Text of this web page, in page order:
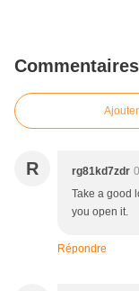
Commentaires
R rg81kd7zdr
Take a good
you open it.
Répondre